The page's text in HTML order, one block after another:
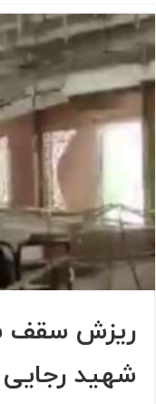
ریزش سقف
شهید رجایی